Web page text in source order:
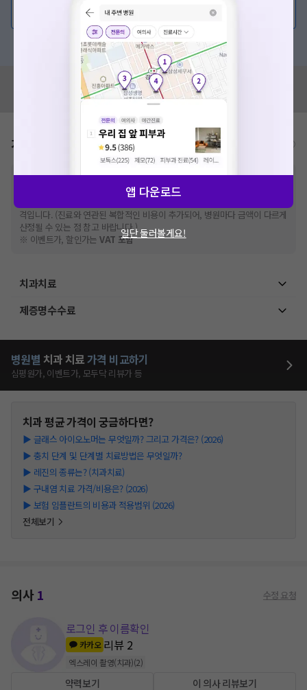
💬 무엇이든 물어보세요
혹은, 의료상담 서비스에 다양한 게시글 보러가기
혹시 잘못된 병원정보가 있나요?
모두닥 팀에 알려주세요!
가격표 비급여/급여 진료란?
※비급여 항목의 경우,추가비용 등으로 실제 가격과 상이할 수 있으니, 정확
한 가격은 해당 의료기관에 직접 문의해주세요.
건강보험심사평가원
격입니다. (진료와 연관된 복합적인 비용이 추가되어, 병원마다 금액이 다르게
산정될 수 있는 점 참고 바랍니다.)
※ 이벤트가, 할인가는VAT 포함
치과치료
제증명수수료
병원별 치과 치료가격 비교하기
심평원가, 이벤트가, 모두닥 리뷰가 등
치과평균 가격이 궁금하다면?
▶ 글래스 아이오노머는 무엇일까? 그리고 가격은? (2026)
▶ 충치 단계 및 단계별 치료방법은 무엇일까?
▶ 레진의 종류는? (치과치료)
▶ 구내염 치료 가격/비용은? (2026)
▶ 보험 임플란트의 비용과 적용범위 (2026)
전체보기
의사1 수정 요청
로그인 후 이름확인
카카오 리뷰 2
엑스레이 촬영(치과)(2)
약력보기 이 의사 리뷰보기
앱 다운로드
일단 둘러볼게요!